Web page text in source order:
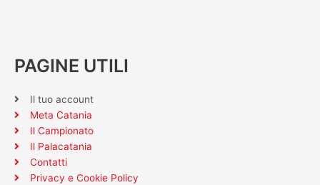
PAGINE UTILI
Il tuo account
Meta Catania
Il Campionato
Il Palacatania
Contatti
Privacy e Cookie Policy